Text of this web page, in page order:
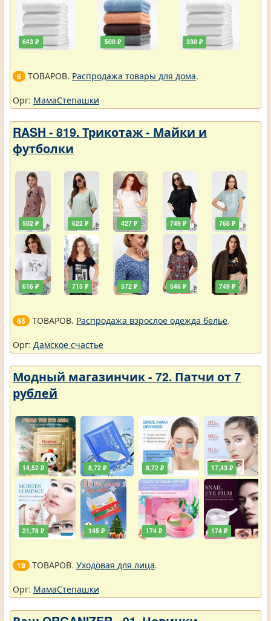
643 ₽ 500 ₽ 330 ₽
6 ТОВАРОВ. Распродажа товары для дома.
Орг: МамаСтепашки
RASH - 819. Трикотаж - Майки и
футболки
502 ₽
616 ₽
622 ₽
715 ₽
427 ₽
572 ₽
749 ₽
546 ₽
768 ₽
749 ₽
65 ТОВАРОВ. Распродажа взрослое одежда белье.
Орг: Дамское счастье
Модный магазинчик - 72. Патчи от 7
рублей
14,52 ₽
21,78 ₽
8,72 ₽
145 ₽
8,72 ₽
174 ₽
17,43 ₽
174 ₽
19 ТОВАРОВ. Уходовая для лица.
Орг: МамаСтепашки